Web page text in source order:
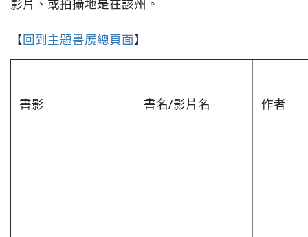
影片、或拍攝地是在該州。
【回到主題書展總頁面】
書影 書名/影片名 作者